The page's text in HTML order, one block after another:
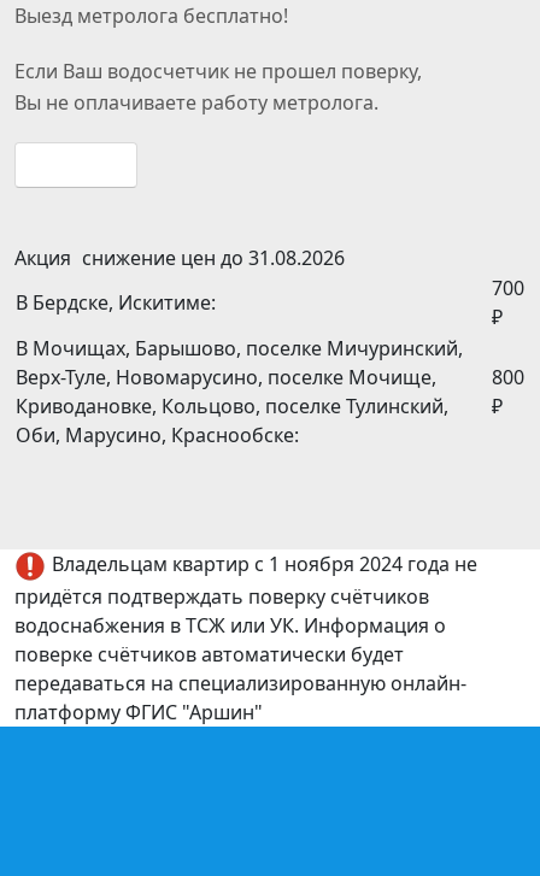
Выезд метролога бесплатно!
Если Ваш водосчетчик не прошел поверку,
Вы не оплачиваете работу метролога.
Акция снижение цен до 31.08.2026
В Бердске, Искитиме:
700
₽
В Мочищах, Барышово, поселке Мичуринский,
Верх-Туле, Новомарусино, поселке Мочище,
Криводановке, Кольцово, поселке Тулинский,
Оби, Марусино, Краснообске:
800
₽
Владельцам квартир с 1 ноября 2024 года не
придётся подтверждать поверку счётчиков
водоснабжения в ТСЖ или УК. Информация о
поверке счётчиков автоматически будет
передаваться на специализированную онлайн-
платформу ФГИС "Аршин"